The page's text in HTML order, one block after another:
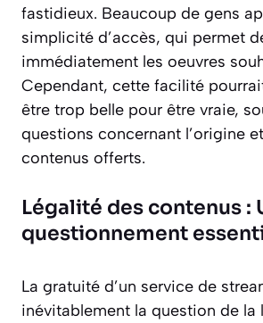
fastidieux. Beaucoup de gens
simplicité d’accès, qui permet
immédiatement les oeuvres
Cependant, cette facilité
être trop belle pour être vraie,
questions concernant l’origine
contenus offerts.
Légalité des contenus :
questionnement
La gratuité d’un service de
inévitablement la question de